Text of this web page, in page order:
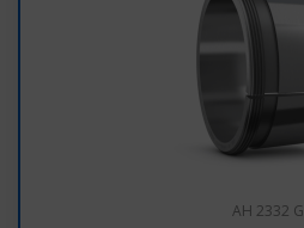
AH 2332 G